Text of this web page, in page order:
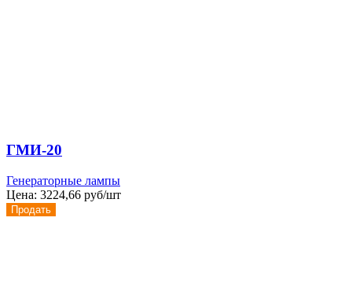
ГМИ-20
Генераторные лампы
Цена: 3224,66 руб/шт
Продать